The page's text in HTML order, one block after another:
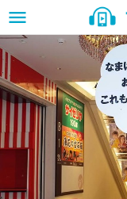
menu